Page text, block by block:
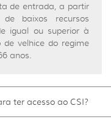
de entrada, a partir
baixos recursos
igual ou superior à
velhice do regime
anos.
ter acesso ao CSI?